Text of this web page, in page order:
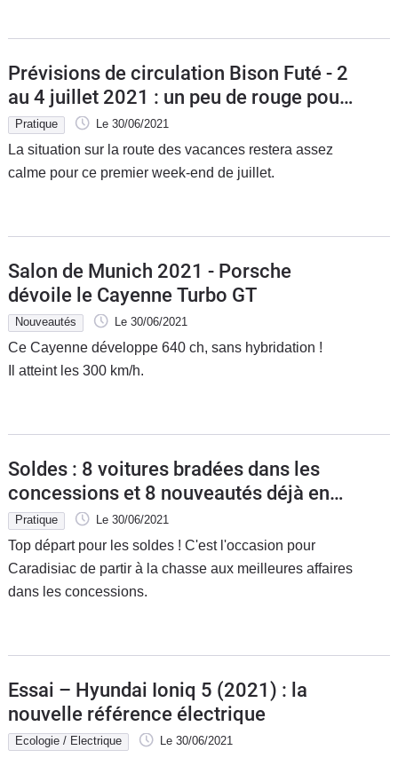
Prévisions de circulation Bison Futé - 2
au 4 juillet 2021 : un peu de rouge pour
commencer
Pratique Le 30/06/2021
La situation sur la route des vacances restera assez
calme pour ce premier week-end de juillet.
Salon de Munich 2021 - Porsche
dévoile le Cayenne Turbo GT
Nouveautés Le 30/06/2021
Ce Cayenne développe 640 ch, sans hybridation !
Il atteint les 300 km/h.
Soldes : 8 voitures bradées dans les
concessions et 8 nouveautés déjà en
promo
Pratique Le 30/06/2021
Top départ pour les soldes ! C'est l'occasion pour
Caradisiac de partir à la chasse aux meilleures affaires
dans les concessions.
Essai – Hyundai Ioniq 5 (2021) : la
nouvelle référence électrique
Ecologie / Electrique Le 30/06/2021